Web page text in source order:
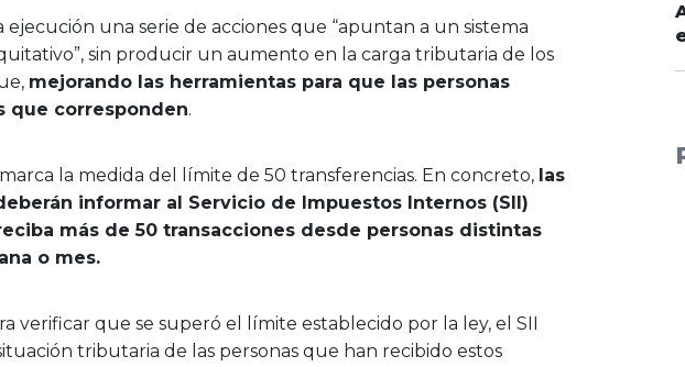
ejecución una serie de acciones que “apuntan a un sistema
sin producir un aumento en la carga tributaria de los
mejorando las herramientas para que las personas
que corresponden.
la medida del límite de 50 transferencias. En concreto, las
informar al Servicio de Impuestos Internos (SII)
más de 50 transacciones desde personas distintas
o mes.
verificar que se superó el límite establecido por la ley, el SII
tributaria de las personas que han recibido estos